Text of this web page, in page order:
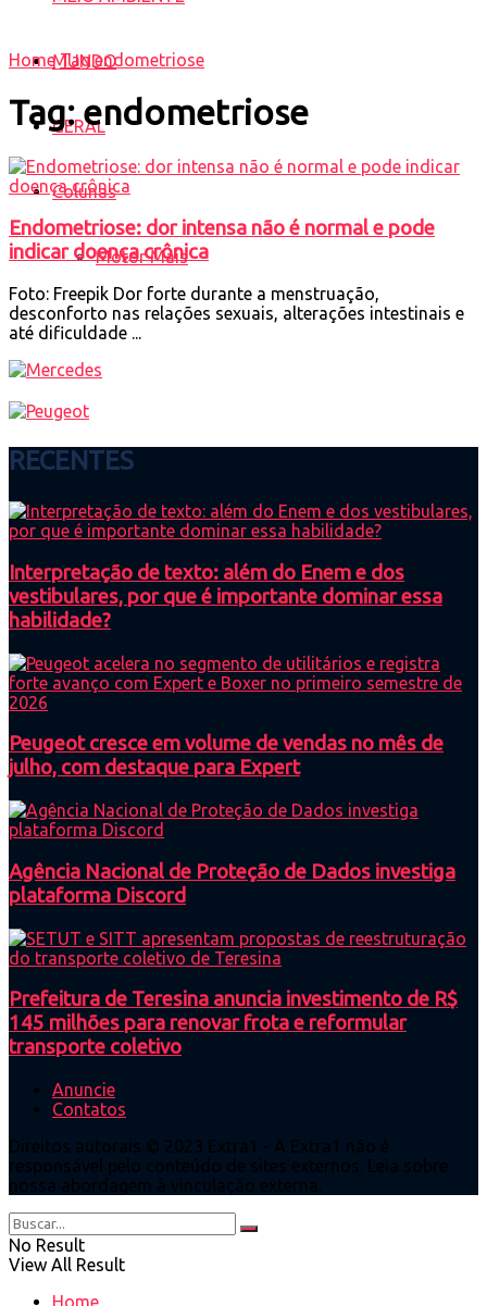
MUNDO
GERAL
Colunas
Motor Mais
Home Tag endometriose
Tag:endometriose
Endometriose: dor intensa não é normal e pode
indicar doença crônica
Foto: Freepik Dor forte durante a menstruação,
desconforto nas relações sexuais, alterações intestinais e
até dificuldade ...
RECENTES
Interpretação de texto: além do Enem e dos
vestibulares, por que é importante dominar essa
habilidade?
Peugeot cresce em volume de vendas no mês de
julho, com destaque para Expert
Agência Nacional de Proteção de Dados investiga
plataforma Discord
Prefeitura de Teresina anuncia investimento de R$
145 milhões para renovar frota e reformular
transporte coletivo
Anuncie
Contatos
Direitos autorais © 2023 Extra1 - A Extra1 não é
responsável pelo conteúdo de sites externos. Leia sobre
nossa abordagem à vinculação externa.
No Result
View All Result
Home